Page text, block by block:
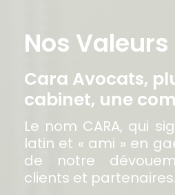
Nos Valeurs
Cara Avocats,
cabinet, une
Le nom CARA, qui
latin et « ami » en
de notre
clients et partenaires.